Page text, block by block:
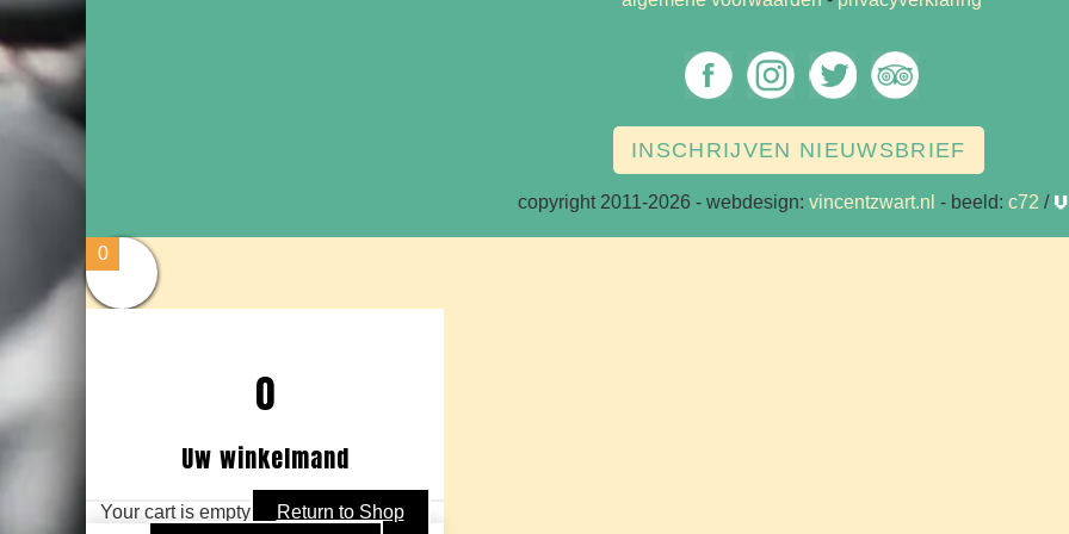
INSCHRIJVEN NIEUWSBRIEF
copyright 2011-2026 - webdesign: vincentzwart.nl - beeld: c72 /
0
0
Uw winkelmand
Your cart is empty Return to Shop